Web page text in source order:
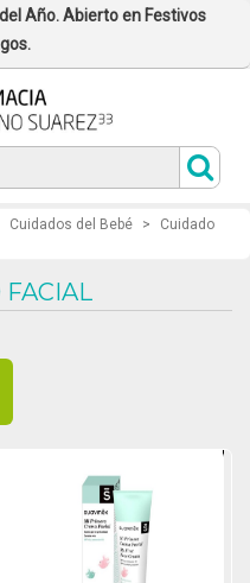
Año. Abierto en Festivos
Cuidados del Bebé >
Cuidado